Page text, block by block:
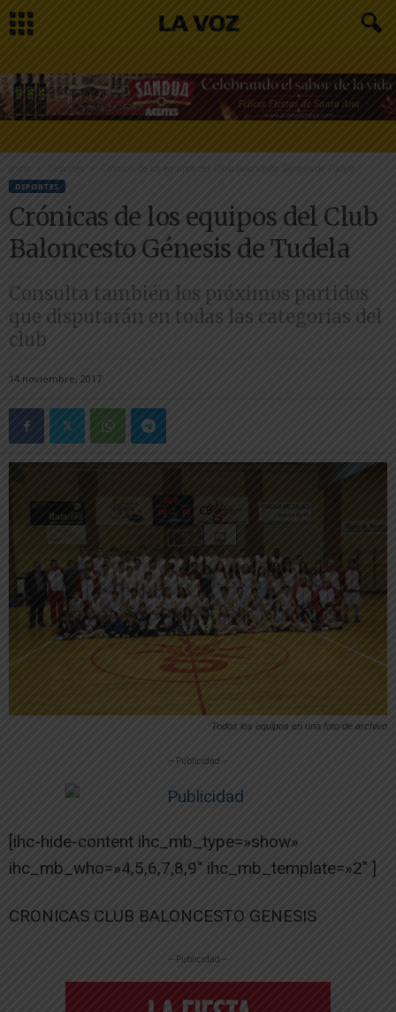
Inicio Crónicas de los equipos del Club Baloncesto Génesis de Tudela
DEPORTES
Crónicas de los equipos del Club
Baloncesto Génesis de Tudela
Consulta también los próximos partidos
que disputarán en todas las categorías del
club
14 noviembre, 2017
Todos los equipos en una foto de archivo
-- Publicidad --
[ihc-hide-content ihc_mb_type=»show»
ihc_mb_who=»4,5,6,7,8,9″ ihc_mb_template=»2″ ]
CRONICAS CLUB BALONCESTO GENESIS
-- Publicidad --